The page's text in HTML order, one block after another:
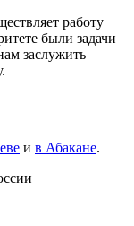
работу
были задачи
заслужить
и в Абакане.